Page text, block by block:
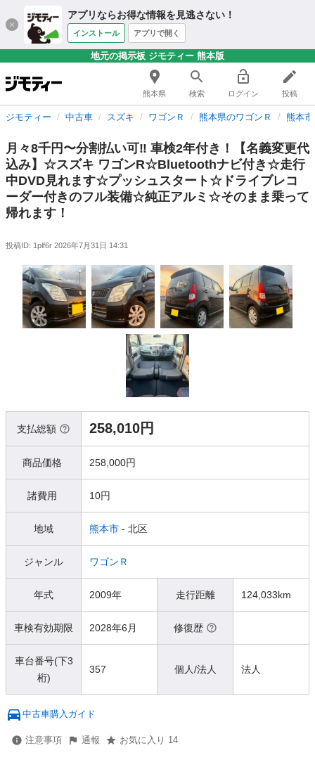
アプリならお得な情報を見逃さない！
インストール アプリで開く
地元の掲示板 ジモティー 熊本版
熊本県 検索 ログイン 投稿
ジモティー 中古車 スズキ ワゴンＲ 熊本県のワゴンＲ 熊本
月々8千円〜分割払い可‼️ 車検2年付き！【名義変更代
込み】☆スズキ ワゴンR☆Bluetoothナビ付き☆走行
中DVD見れます☆プッシュスタート☆ドライブレコ
ーダー付きのフル装備☆純正アルミ☆そのまま乗って
帰れます！
投稿ID: 1plf6r 2026年7月31日 14:31
支払総額 258,010円
商品価格 258,000円
諸費用 10円
地域 熊本市 - 北区
ジャンル ワゴンＲ
年式 2009年 走行距離 124,033km
車検有効期限 2028年6月 修復歴
車台番号(下3
桁)
357 個人/法人 法人
中古車購入ガイド
注意事項 通報 お気に入り 14